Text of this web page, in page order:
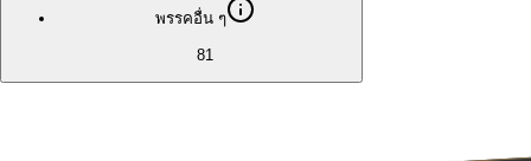
พรรคอื่น ๆ
81